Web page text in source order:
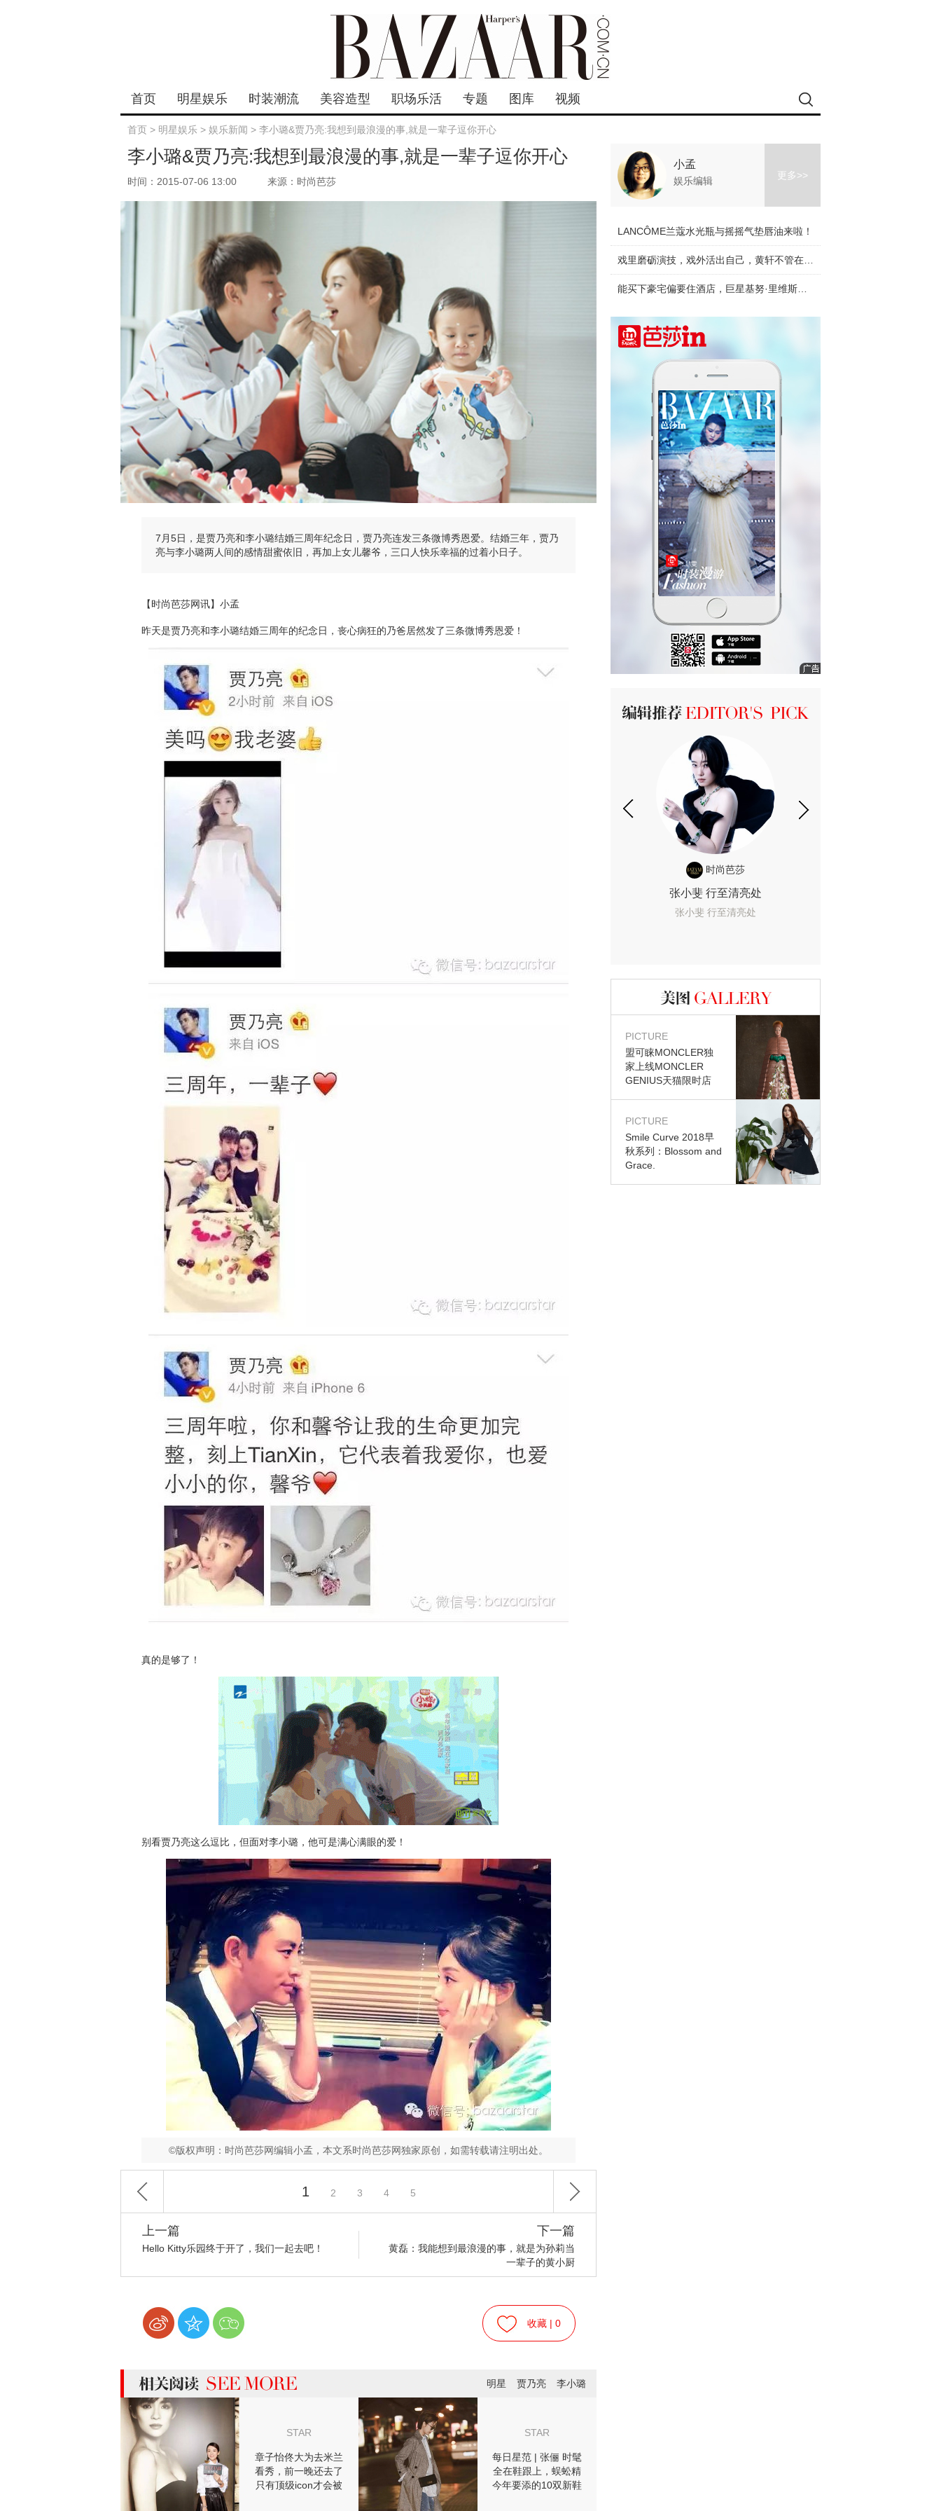
首页 明星娱乐 时装潮流 美容造型 职场乐活 专题 图库 视频
首页 > 明星娱乐 > 娱乐新闻 > 李小璐&贾乃亮:我想到最浪漫的事,就是一辈子逗你开心
李小璐&贾乃亮:我想到最浪漫的事,就是一辈子逗你开心
时间：2015-07-06 13:00 来源：时尚芭莎
7月5日，是贾乃亮和李小璐结婚三周年纪念日，贾乃亮连发三条微博秀恩爱。结婚三年，贾乃
亮与李小璐两人间的感情甜蜜依旧，再加上女儿馨爷，三口人快乐幸福的过着小日子。
【时尚芭莎网讯】小孟
昨天是贾乃亮和李小璐结婚三周年的纪念日，丧心病狂的乃爸居然发了三条微博秀恩爱！
真的是够了！
别看贾乃亮这么逗比，但面对李小璐，他可是满心满眼的爱！
©版权声明：时尚芭莎网编辑小孟，本文系时尚芭莎网独家原创，如需转载请注明出处。
1 2 3 4 5
上一篇
Hello Kitty乐园终于开了，我们一起去吧！
下一篇
黄磊：我能想到最浪漫的事，就是为孙莉当
一辈子的黄小厨
收藏 | 0
more 相关阅读
明星 贾乃亮 李小璐
STAR
章子怡佟大为去米兰
看秀，前一晚还去了
只有顶级icon才会被
STAR
每日星范 | 张俪 时髦
全在鞋跟上，蜈蚣精
今年要添的10双新鞋
小孟
娱乐编辑 更多>>
LANCÔME兰蔻水光瓶与摇摇气垫唇油来啦！
时尚芭莎
张小斐 行至清亮处
张小斐 行至清亮处
图库
PICTURE
盟可睐MONCLER独
家上线MONCLER
GENIUS天猫限时店
PICTURE
Smile Curve 2018早
秋系列：Blossom and
Grace.